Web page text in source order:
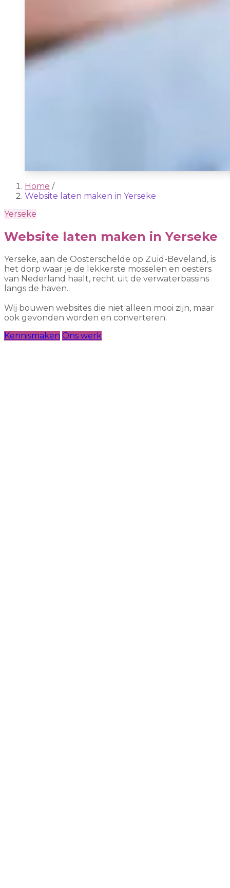
Home /
Website laten maken in Yerseke
Yerseke
Website laten maken in Yerseke
Yerseke, aan de Oosterschelde op Zuid-Beveland, is
het dorp waar je de lekkerste mosselen en oesters
van Nederland haalt, recht uit de verwaterbassins
langs de haven.
Wij bouwen websites die niet alleen mooi zijn, maar
ook gevonden worden en converteren.
Kennismaken Ons werk